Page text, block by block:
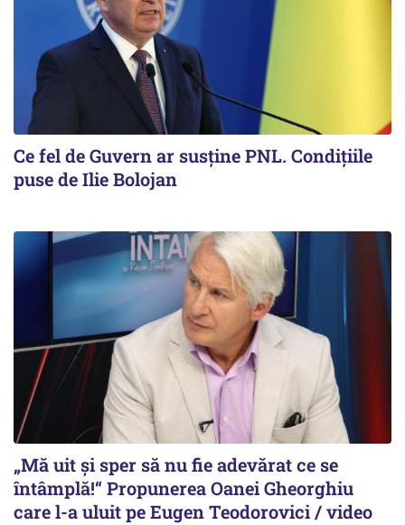
Ce fel de Guvern ar susține PNL. Condițiile
puse de Ilie Bolojan
„Mă uit și sper să nu fie adevărat ce se
întâmplă!“ Propunerea Oanei Gheorghiu
care l-a uluit pe Eugen Teodorovici / video